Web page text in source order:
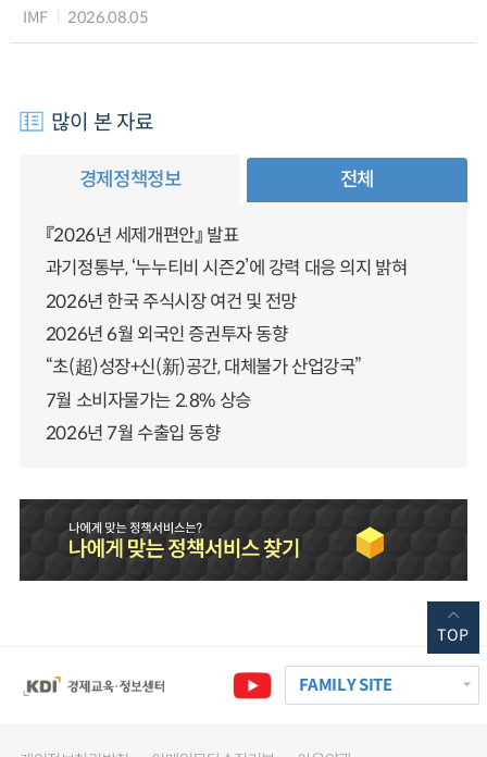
IMF 2026.08.05
많이 본 자료
경제정책정보 전체
『2026년 세제개편안』 발표
과기정통부, ‘누누티비 시즌2’에 강력 대응 의지 밝혀
2026년 한국 주식시장 여건 및 전망
2026년 6월 외국인 증권투자 동향
“초(超)성장+신(新)공간, 대체불가 산업강국”
7월 소비자물가는 2.8% 상승
2026년 7월 수출입 동향
FAMILY SITE
TOP